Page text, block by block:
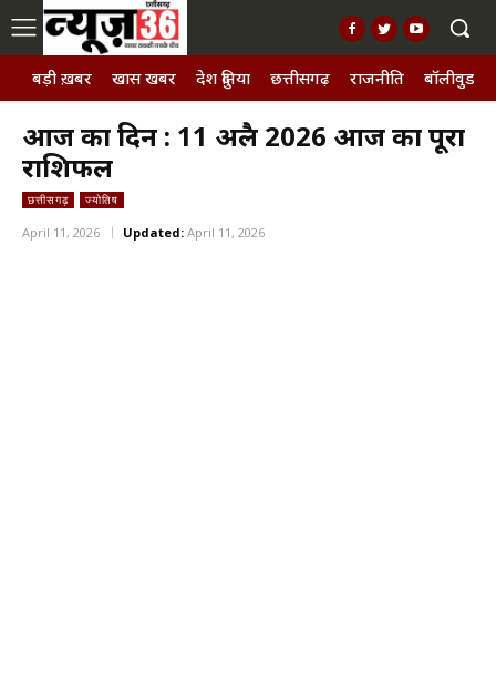
बड़ी ख़बर खास खबर देश दुनिया छत्तीसगढ़ राजनीति बॉलीवुड,
आज का दिन : 11 अप्रैल 2026 आज का पूरा
राशिफल
छत्तीसगढ़ ज्योतिष
April 11, 2026 Updated: April 11, 2026